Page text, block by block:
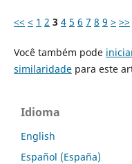
<< < 1 2 3 4 5 6 7 8 9 > >>
Você também pode
similaridadepara este
Idioma
English
Español (España)